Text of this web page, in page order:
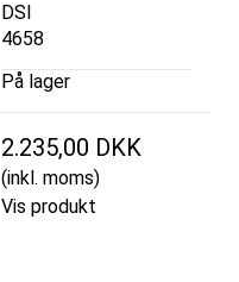
DSI
4658
På lager
2.235,00 DKK
(inkl. moms)
Vis produkt